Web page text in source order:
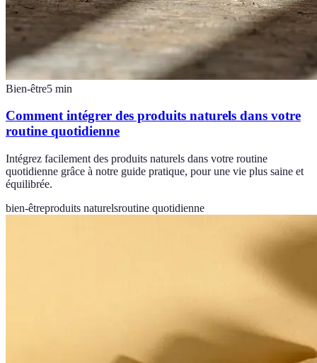
Bien-être5 min
Comment intégrer des produits naturels dans votre
routine quotidienne
Intégrez facilement des produits naturels dans votre routine
quotidienne grâce à notre guide pratique, pour une vie plus saine et
équilibrée.
bien-êtreproduits naturelsroutine quotidienne